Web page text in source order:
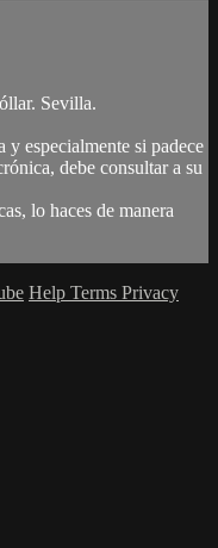
Sevilla.
y especialmente si padece
debe consultar a su
lo haces de manera
Help Terms Privacy